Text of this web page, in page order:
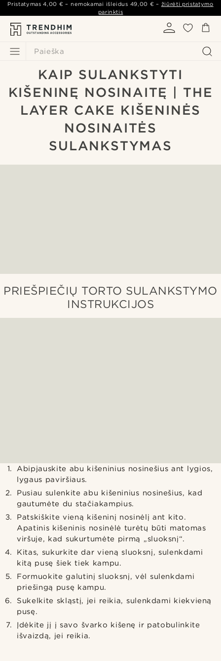
Paieška
Pristatymas4,00 € – nemokamai išleidus 49,00 € – žiūrėti pristatymo
parinktis
KAIP SULANKSTYTI
KIŠENINĘ NOSINAITĘ | THE
LAYER CAKE KIŠENINĖS
NOSINAITĖS
SULANKSTYMAS
PRIEŠPIEČIŲ TORTO SULANKSTYMO
INSTRUKCIJOS
Abipjauskite abu kišeninius nosinešius ant lygios,
lygaus paviršiaus.
Pusiau sulenkite abu kišeninius nosinešius, kad
gautumėte du stačiakampius.
Patskiškite vieną kišeninį nosinėlį ant kito.
Apatinis kišeninis nosinėlė turėtų būti matomas
viršuje, kad sukurtumėte pirmą „sluoksnį“.
Kitas, sukurkite dar vieną sluoksnį, sulenkdami
kitą pusę šiek tiek kampu.
Formuokite galutinį sluoksnį, vėl sulenkdami
priešingą pusę kampu.
Sukelkite skląstį, jei reikia, sulenkdami kiekvieną
pusę.
Įdėkite jį į savo švarko kišenę ir patobulinkite
išvaizdą, jei reikia.